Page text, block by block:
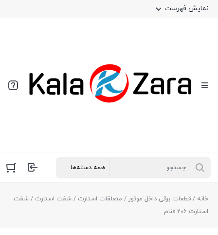
نمایش فهرست
خانه / قطعات برقی داخل موتور / متعلقات استارت / شفت استارت / شفت
استارت 206 فنام